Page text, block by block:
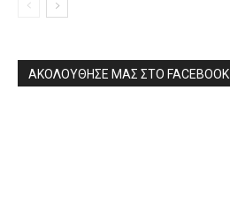
ΑΚΟΛΟΥΘΗΣΕ ΜΑΣ ΣΤΟ FACEBOOK